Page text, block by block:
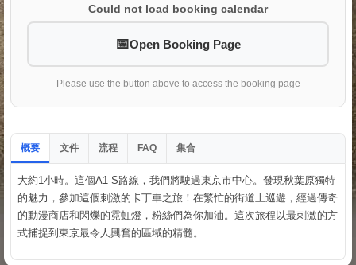
Could not load booking calendar
Open Booking Page
Please use the button above to access the booking page
概要 文件 流程 FAQ 集合
大約1小時。這個A1-S路線，我們將駛過東京市中心。發現秋葉原獨特
的魅力，參加這個刺激的卡丁車之旅！在繁忙的街道上巡遊，經過傳奇
的動漫商店和閃爍的霓虹燈，粉絲們為你加油。這次旅程以最刺激的方
式捕捉到東京最令人興奮的區域的精髓。